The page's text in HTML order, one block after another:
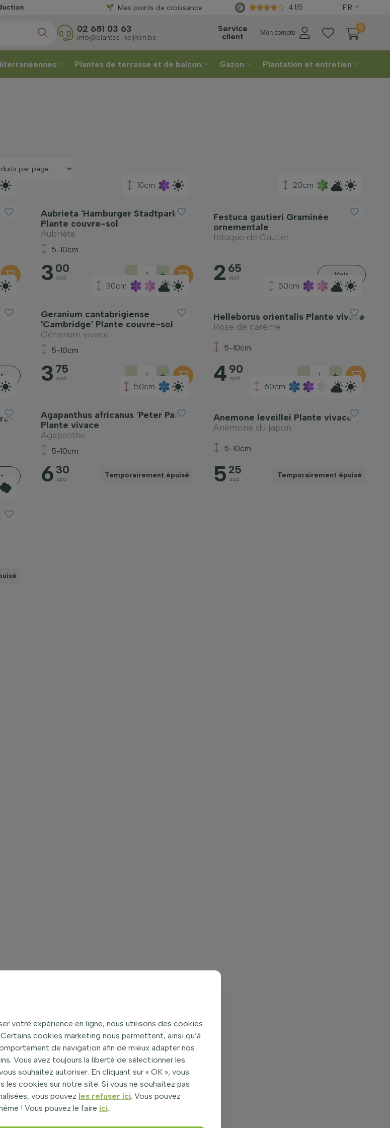
une réduction
Directement du producteur
Mes points de croissance 4.1/5 FR
Service
client
Mon compte
0
02 681 03 63
info@plantes-heijnen.be
Plantes de terrasse et de balcon Gazon Plantation et entretien
10cm
Aubrieta 'Hamburger Stadtpark'
Plante couvre-sol
Aubriète
5-10cm
3 00
apd - +
20cm
Festuca gautieri Graminée
ornementale
fétuque de Gautier
2 65
apd Voir
30cm
Geranium cantabrigiense
'Cambridge' Plante couvre-sol
Géranium vivace
5-10cm
3 75
apd - +
50cm
Helleborus orientalis Plante vivace
Rose de carême
5-10cm
4 90
apd - +
50cm
Agapanthus africanus 'Peter Pan'
Plante vivace
Agapanthe
5-10cm
6 30
apd Temporairement épuisé
60cm
Anemone leveillei Plante vivace
Anémone du japon
5-10cm
5 25
apd Temporairement épuisé
votre expérience en ligne, nous utilisons des cookies
cookies marketing nous permettent, ainsi qu’à
de navigation afin de mieux adapter nos
Vous avez toujours la liberté de sélectionner les
souhaitez autoriser. En cliquant sur « OK », vous
les cookies sur notre site. Si vous ne souhaitez pas
vous pouvez les refuser ici. Vous pouvez
! Vous pouvez le faire ici.